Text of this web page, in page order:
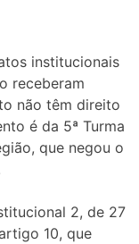
institucionais
receberam
não têm direito
é da 5ª Turma
que negou o
2, de 27
10, que